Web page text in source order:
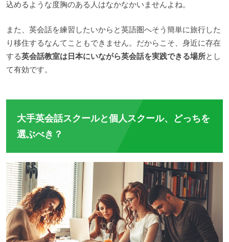
込めるような度胸のある人はなかなかいませんよね。
また、英会話を練習したいからと英語圏へそう簡単に旅行した
り移住するなんてこともできません。だからこそ、身近に存在
する英会話教室は日本にいながら英会話を実践できる場所とし
て有効です。
大手英会話スクールと個人スクール、どっちを
選ぶべき？